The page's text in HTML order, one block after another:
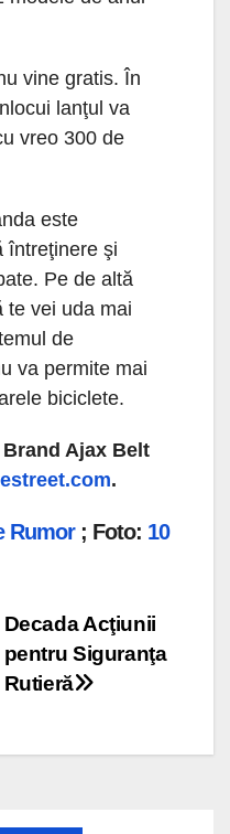
vine gratis. În
lanţul va
vreo 300 de
este
întreţinere şi
Pe de altă
te vei uda mai
de
va permite mai
biciclete.
Ajax Belt
.
Rumor; Foto: 10
Decada Acţiunii
pentru Siguranţa
Rutieră